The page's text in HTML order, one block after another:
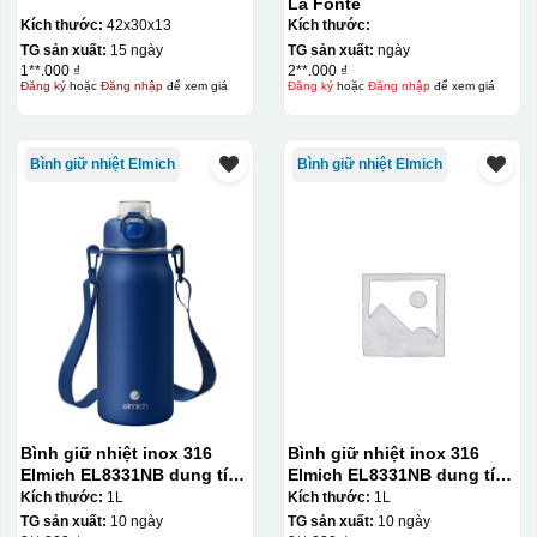
Hộp xi ly sứ
Kích thước: 42x30x13
TG sản xuất: 15 ngày
1**.000 ₫
Đăng kýhoặc Đăng nhậpđể xem giá
Kích thước:
TG sản xuất: ngày
2**.000 ₫
Đăng kýhoặc Đăng nhậpđể xem giá
Bình giữ nhiệt Elmich
Bình giữ nhiệt inox 316
Elmich EL8331NB dung tích
1L
Kích thước: 1L
TG sản xuất: 10 ngày
Bình giữ nhiệt Elmich
Bình giữ nhiệt inox 316
Elmich EL8331NB dung tích
1L
Kích thước: 1L
TG sản xuất: 10 ngày